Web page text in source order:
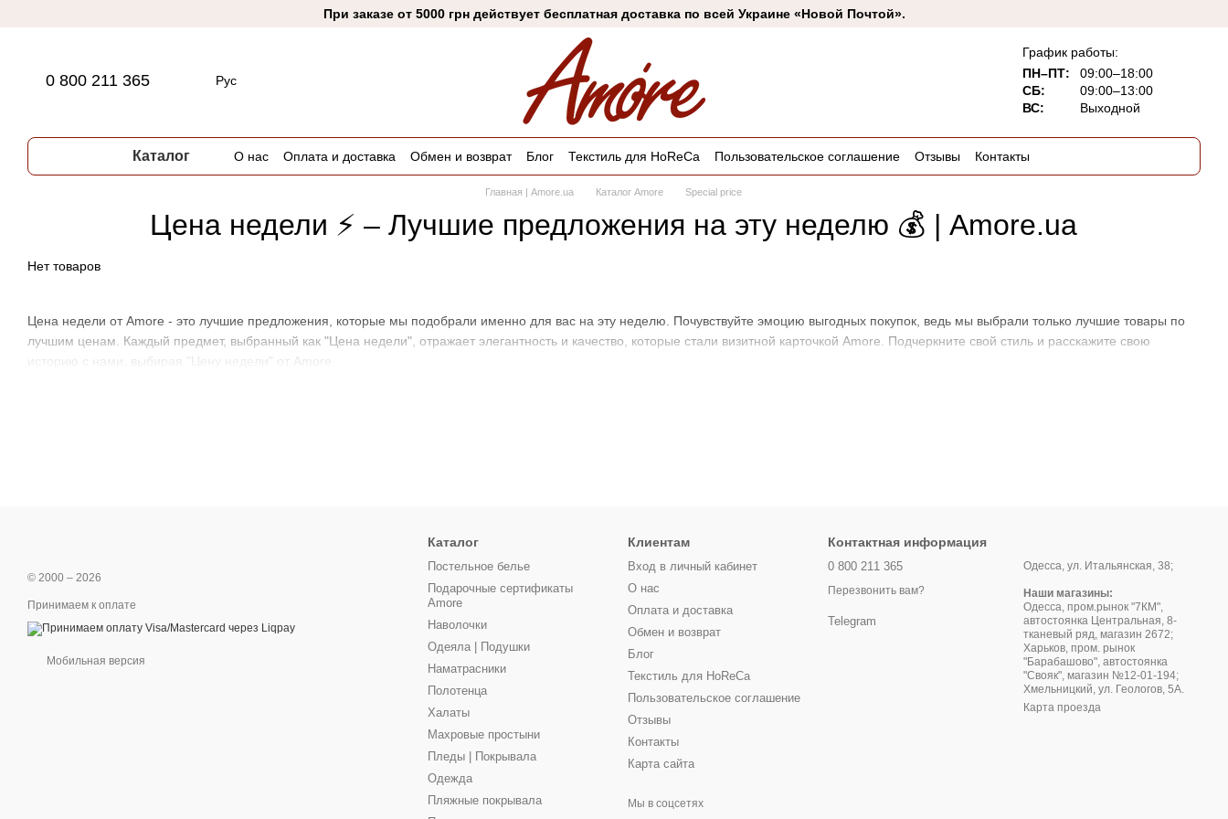
При заказе от 5000 грн действует бесплатная доставка по всей Украине «Новой Почтой».
0 800 211 365 Рус
График работы:
ПН–ПТ:
09:00–18:00
СБ:
09:00–13:00
ВС:
Выходной
Каталог О нас Оплата и доставка Обмен и возврат Блог Текстиль для HoReCa Пользовательское соглашение Отзывы Контакты
Главная | Amore.ua Каталог Amore Special price
Цена недели ⚡ – Лучшие предложения на эту неделю 💰 | Amore.ua
Цена недели от Amore - это лучшие предложения, которые мы подобрали именно для вас на эту неделю. Почувствуйте эмоцию выгодных покупок, ведь мы выбрали только лучшие товары по
лучшим ценам. Каждый предмет, выбранный как "Цена недели", отражает элегантность и качество, которые стали визитной карточкой Amore. Подчеркните свой стиль и расскажите свою
историю с нами, выбирая "Цену недели" от Amore.
Нет товаров
© 2000 – 2026
Принимаем к оплате
Мобильная версия
Каталог
Постельное белье
Подарочные сертификаты
Amore
Наволочки
Одеяла | Подушки
Наматрасники
Полотенца
Халаты
Махровые простыни
Пледы | Покрывала
Одежда
Пляжные покрывала
Клиентам
Вход в личный кабинет
О нас
Оплата и доставка
Обмен и возврат
Блог
Текстиль для HoReCa
Пользовательское соглашение
Отзывы
Контакты
Карта сайта
Мы в соцсетях
Контактная информация
0 800 211 365
Перезвонить вам?
Telegram
Одесса, ул. Итальянская, 38;
Наши магазины:
Одесса, пром.рынок "7КМ",
автостоянка Центральная, 8-
тканевый ряд, магазин 2672;
Харьков, пром. рынок
"Барабашово", автостоянка
"Свояк", магазин №12-01-194;
Хмельницкий, ул. Геологов, 5А.
Карта проезда